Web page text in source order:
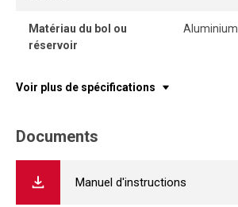
Matériau du bol ou
réservoir
Aluminium
Voir plus de spécifications
Documents
Manuel d'instructions